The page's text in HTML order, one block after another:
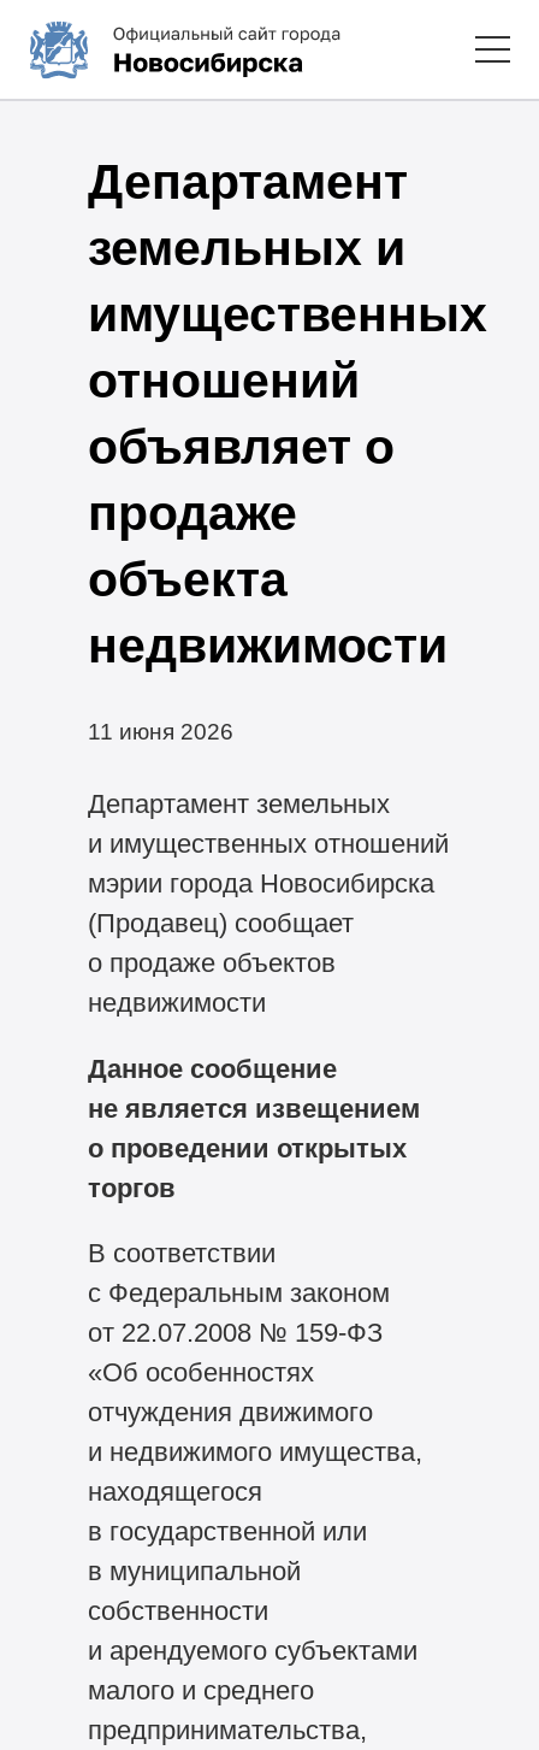
Департамент
земельных и
имущественных
отношений
объявляет о
продаже
объекта
недвижимости
11 июня 2026
Департамент земельных
и имущественных отношений
мэрии города Новосибирска
(Продавец) сообщает
о продаже объектов
недвижимости
Данное сообщение
не является извещением
о проведении открытых
торгов
В соответствии
с Федеральным законом
от 22.07.2008 № 159-ФЗ
«Об особенностях
отчуждения движимого
и недвижимого имущества,
находящегося
в государственной или
в муниципальной
собственности
и арендуемого субъектами
малого и среднего
предпринимательства,